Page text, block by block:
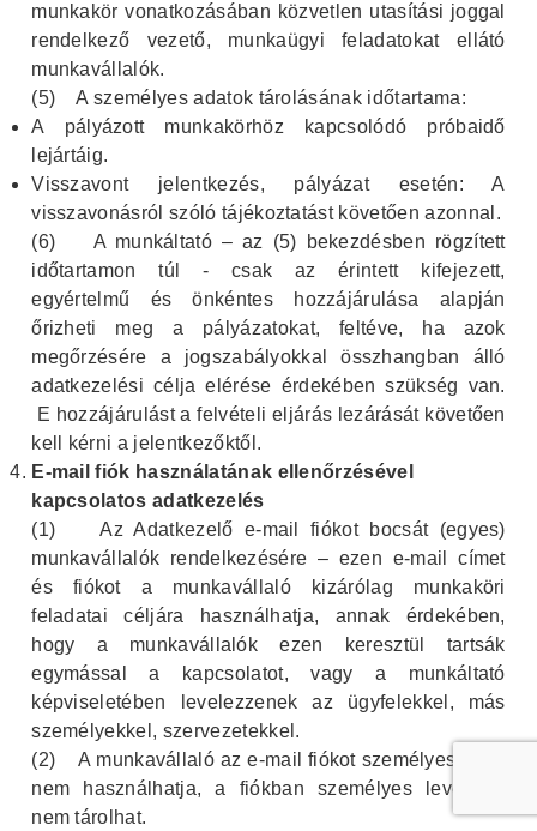
munkakör vonatkozásában közvetlen utasítási joggal
rendelkező vezető, munkaügyi feladatokat ellátó
munkavállalók.
(5)
A személyes adatok tárolásának időtartama:
A pályázott munkakörhöz kapcsolódó próbaidő
lejártáig.
Visszavont jelentkezés, pályázat esetén: A
visszavonásról szóló tájékoztatást követően azonnal.
(6)
A munkáltató – az (5) bekezdésben rögzített
időtartamon túl - csak az érintett kifejezett,
egyértelmű és önkéntes hozzájárulása alapján
őrizheti meg a pályázatokat, feltéve, ha azok
megőrzésére a jogszabályokkal összhangban álló
adatkezelési célja elérése érdekében szükség van.
E hozzájárulást a felvételi eljárás lezárását követően
kell kérni a jelentkezőktől.
E-mail fiók használatának ellenőrzésével
kapcsolatos adatkezelés
(1)
Az Adatkezelő e-mail fiókot bocsát (egyes)
munkavállalók rendelkezésére – ezen e-mail címet
és fiókot a munkavállaló kizárólag munkaköri
feladatai céljára használhatja, annak érdekében,
hogy a munkavállalók ezen keresztül tartsák
egymással a kapcsolatot, vagy a munkáltató
képviseletében levelezzenek az ügyfelekkel, más
személyekkel, szervezetekkel.
(2)
A munkavállaló az e-mail fiókot személyes célra
nem használhatja, a fiókban személyes leveleket
nem tárolhat.